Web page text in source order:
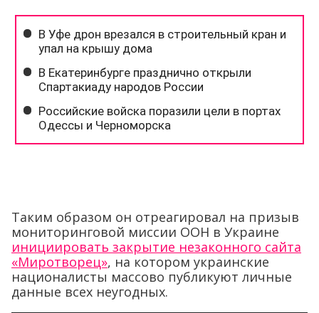
Таким образом он отреагировал на призыв
мониторинговой миссии ООН в Украине
инициировать закрытие незаконного сайта
«Миротворец», на котором украинские
националисты массово публикуют личные
данные всех неугодных.